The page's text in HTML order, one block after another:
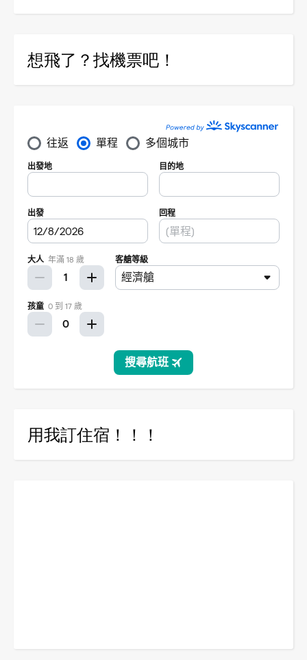
想飛了？找機票吧！
用我訂住宿！！！